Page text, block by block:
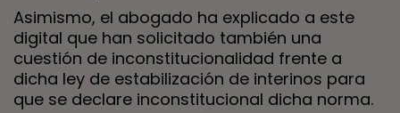
Asimismo, el abogado ha explicado a este
digital que han solicitado también una
cuestión de inconstitucionalidad frente a
dicha ley de estabilización de interinos para
que se declare inconstitucional dicha norma.